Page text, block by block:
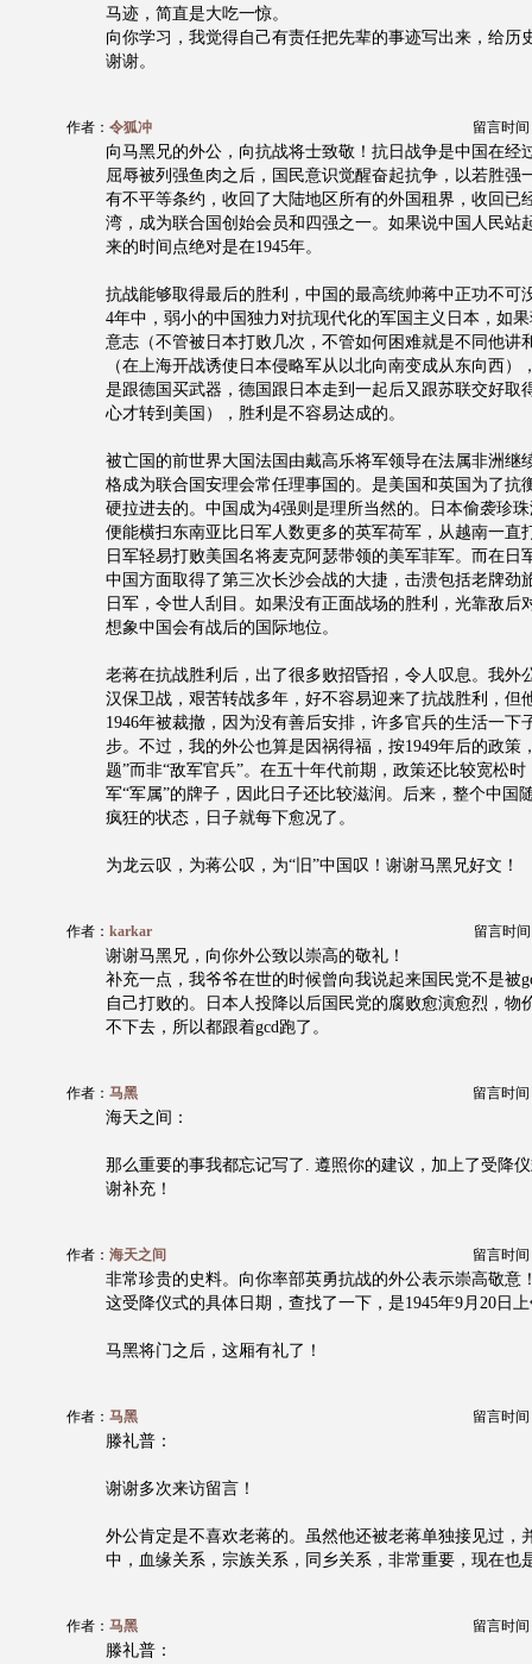
马迹，简直是大吃一惊。
向你学习，我觉得自己有责任把先辈的事迹写出来，给历
谢谢。
作者： 令狐冲 留言时间
向马黑兄的外公，向抗战将士致敬！抗日战争是中国在经
屈辱被列强鱼肉之后，国民意识觉醒奋起抗争，以若胜强
有不平等条约，收回了大陆地区所有的外国租界，收回已
湾，成为联合国创始会员和四强之一。如果说中国人民站
来的时间点绝对是在1945年。
抗战能够取得最后的胜利，中国的最高统帅蒋中正功不可
4年中，弱小的中国独力对抗现代化的军国主义日本，如
意志（不管被日本打败几次，不管如何困难就是不同他讲
（在上海开战诱使日本侵略军从以北向南变成从东向西）
是跟德国买武器，德国跟日本走到一起后又跟苏联交好取
心才转到美国），胜利是不容易达成的。
被亡国的前世界大国法国由戴高乐将军领导在法属非洲继
格成为联合国安理会常任理事国的。是美国和英国为了抗
硬拉进去的。中国成为4强则是理所当然的。日本偷袭珍
便能横扫东南亚比日军人数更多的英军荷军，从越南一直
日军轻易打败美国名将麦克阿瑟带领的美军菲军。而在日
中国方面取得了第三次长沙会战的大捷，击溃包括老牌劲
日军，令世人刮目。如果没有正面战场的胜利，光靠敌后
想象中国会有战后的国际地位。
老蒋在抗战胜利后，出了很多败招昏招，令人叹息。我外
汉保卫战，艰苦转战多年，好不容易迎来了抗战胜利，但
1946年被裁撤，因为没有善后安排，许多官兵的生活一下
步。不过，我的外公也算是因祸得福，按1949年后的政策
题”而非“敌军官兵”。在五十年代前期，政策还比较宽松
军“军属”的牌子，因此日子还比较滋润。后来，整个中国
疯狂的状态，日子就每下愈况了。
为龙云叹，为蒋公叹，为“旧”中国叹！谢谢马黑兄好文！
作者： karkar 留言时间
谢谢马黑兄，向你外公致以崇高的敬礼！
补充一点，我爷爷在世的时候曾向我说起来国民党不是被
自己打败的。日本人投降以后国民党的腐败愈演愈烈，物
不下去，所以都跟着gcd跑了。
作者： 马黑 留言时间
海天之间：
那么重要的事我都忘记写了. 遵照你的建议，加上了受降
谢补充！
作者： 海天之间 留言时间
非常珍贵的史料。向你率部英勇抗战的外公表示崇高敬意
这受降仪式的具体日期，查找了一下，是1945年9月20日
马黑将门之后，这厢有礼了！
作者： 马黑 留言时间
滕礼普：
谢谢多次来访留言！
外公肯定是不喜欢老蒋的。虽然他还被老蒋单独接见过，
中，血缘关系，宗族关系，同乡关系，非常重要，现在也
作者： 马黑 留言时间
滕礼普：